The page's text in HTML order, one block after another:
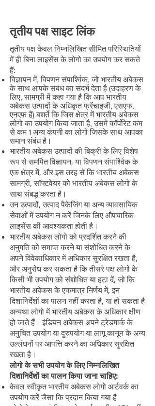
तृतीय पक्ष साइट लिंक
तृतीय पक्ष केवल निम्नलिखित सीमित परिस्थितियों
में ही बिना लाइसेंस के लोगो का उपयोग कर सकते
हैं:
विज्ञापन में, विपणन संपार्श्विक, जो भारतीय अबेकस
के साथ आपके संबंध का संदर्भ देता है (उदाहरण के
लिए, सामग्री में कहा गया है कि आप भारतीय
अबेकस उत्पादों के अधिकृत फ्रेंचाइजी, एसएफ,
एनएफ हैं) बशर्ते कि जिस क्षेत्र में भारतीय अबेकस
लोगो का उपयोग किया जाता है, उसमें कॉर्पोरेट कम
से कम 1 अन्य कंपनी का लोगो जिसके साथ आपका
समान संबंध है।
भारतीय अबेकस उत्पादों की बिक्री के लिए विशेष
रूप से समर्पित विज्ञापन, या विपणन संपार्श्विक के
एक क्षेत्र में, और इस तरह से कि भारतीय अबेकस
सामग्री, सॉफ्टवेयर को भारतीय अबेकस लोगो के
साथ संबद्ध करता है।
उन उत्पादों, उत्पाद पैकेजिंग या अन्य व्यावसायिक
सेवाओं में उपयोग न करें जिनके लिए औपचारिक
लाइसेंस की आवश्यकता होती है।
भारतीय अबेकस लोगो को प्रदर्शित करने की
अनुमति को समाप्त करने या संशोधित करने के
अपने विवेकाधिकार में अधिकार सुरक्षित रखता है,
और अनुरोध कर सकता है कि तीसरे पक्ष लोगो के
किसी भी उपयोग को संशोधित या हटा दें, जो कि
भारतीय अबेकस के एकमात्र निर्णय में, इन
दिशानिर्देशों का पालन नहीं करता है, या हो सकता है
अन्यथा लोगो में भारतीय अबेकस के अधिकार क्षीण
हो जाते हैं। इंडियन अबेकस अपने ट्रेडमार्क के
अनुचित उपयोग या दुरुपयोग या लागू कानून के अन्य
उल्लंघनों पर आपत्ति करने का अधिकार सुरक्षित
रखता है।
लोगो के सभी उपयोग के लिए निम्नलिखित
दिशानिर्देशों का पालन किया जाना चाहिए:
केवल स्वीकृत भारतीय अबेकस लोगो आर्टवर्क का
उपयोग करें जैसा कि प्रदान किया गया है